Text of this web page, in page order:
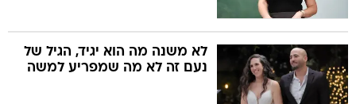
לא משנה מה הוא יגיד, הגיל של
נעם זה לא מה שמפריע למשה